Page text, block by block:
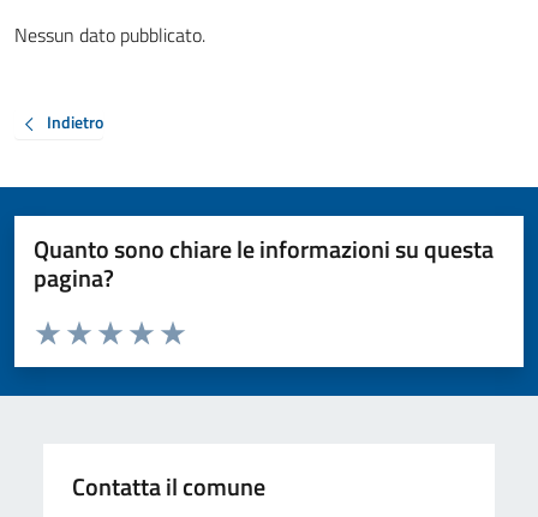
Nessun dato pubblicato.
Indietro
Quanto sono chiare le informazioni su questa
pagina?
Valuta da 1 a 5 stelle la pagina
Valuta 5 stelle su 5
Valuta 4 stelle su 5
Valuta 3 stelle su 5
Valuta 2 stelle su 5
Valuta 1 stelle su 5
Contatta il comune